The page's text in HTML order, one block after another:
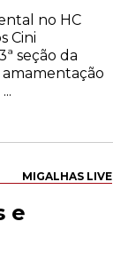
no HC
Cini
seção da
MIGALHAS LIVE
e